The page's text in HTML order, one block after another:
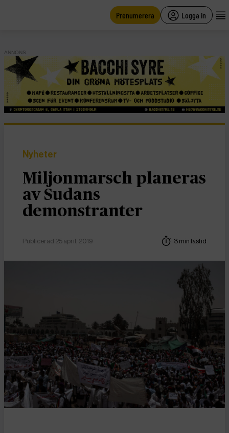
Prenumerera Logga in
ANNONS
Nyheter
Miljonmarsch planeras
av Sudans
demonstranter
Publicerad 25 april, 2019 3 min lästid